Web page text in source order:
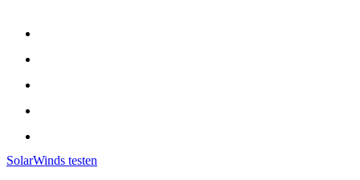
SolarWinds testen